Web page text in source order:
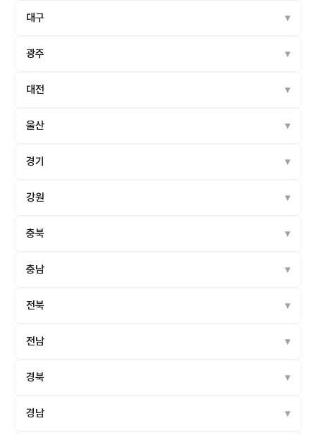
대구
광주
대전
울산
경기
강원
충북
충남
전북
전남
경북
경남